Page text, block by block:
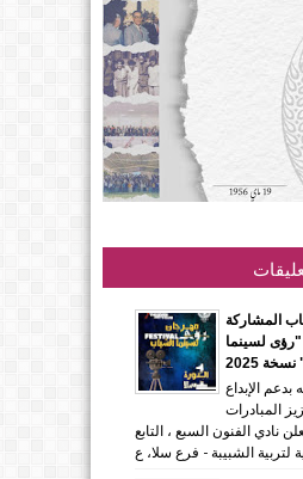
المشاركة
لسينما
2025
بدعم الإبداع
المبادرات
نادي الفنون السبع ، التابع